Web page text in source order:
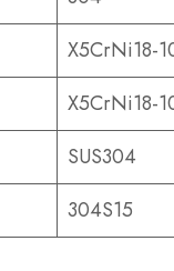
X5CrNi18-
X5CrNi18-
SUS304
304S15